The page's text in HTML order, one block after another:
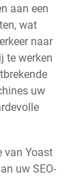
aan een
wat
naar
te werken
uw
van Yoast
uw SEO-